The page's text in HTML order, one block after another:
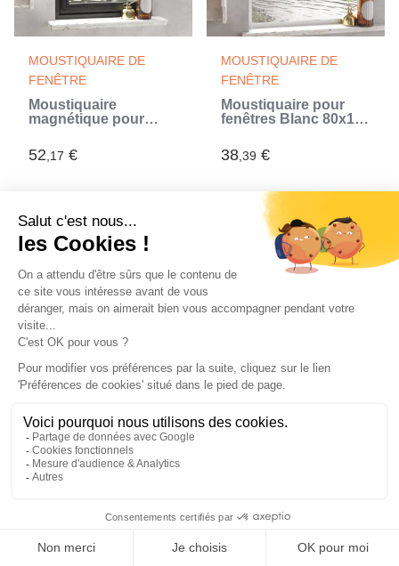
MOUSTIQUAIRE DE
FENÊTRE
Moustiquaire
magnétique pour
80x120 cm (Gris)
52,17 €
MOUSTIQUAIRE DE
FENÊTRE
Moustiquaire pour
fenêtres Blanc 80x100
38,39 €
FENÊTRE
Moustiquaire pour
fenêtres Anthracite
90x120 cm (Gris)
FENÊTRE